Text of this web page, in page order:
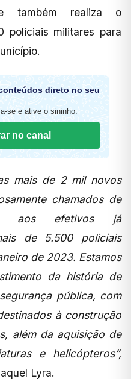
também realiza o
policiais militares para
direto no seu
se e ative o sininho.
no canal
mais de 2 mil novos
chamados de
aos efetivos já
de 5.500 policiais
de 2023. Estamos
da história de
pública, com
à construção
além da aquisição de
e helicópteros”,
Lyra.